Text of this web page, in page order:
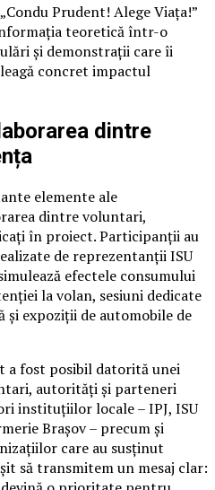
Prudent! Alege Viața!”
teoretică într-o
și demonstrații care îi
concret impactul
dintre
elemente ale
dintre voluntari,
în proiect. Participanții au
de reprezentanții ISU
efectele consumului
la volan, sesiuni dedicate
expoziții de automobile de
a fost posibil datorită unei
autorități și parteneri
instituțiilor locale – IPJ, ISU
Brașov – precum și
care au susținut
să transmitem un mesaj clar: